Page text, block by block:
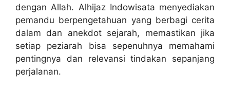
dengan Allah. Alhijaz Indowisata menyediakan
pemandu berpengetahuan yang berbagi cerita
dalam dan anekdot sejarah, memastikan jika
setiap peziarah bisa sepenuhnya memahami
pentingnya dan relevansi tindakan sepanjang
perjalanan.